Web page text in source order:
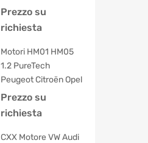
Prezzo su
richiesta
Motori HM01 HM05
1.2 PureTech
Peugeot Citroën Opel
Prezzo su
richiesta
CXX Motore VW Audi